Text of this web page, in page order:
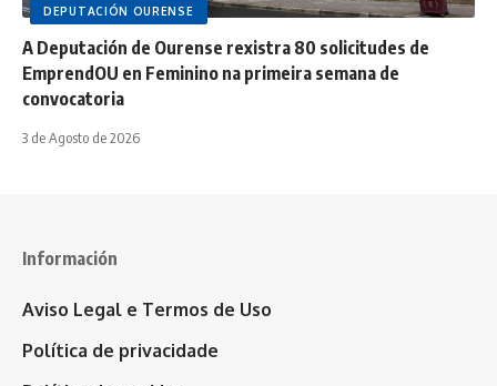
DEPUTACIÓN OURENSE
A Deputación de Ourense rexistra 80 solicitudes de
EmprendOU en Feminino na primeira semana de
convocatoria
3 de Agosto de 2026
Información
Aviso Legal e Termos de Uso
Política de privacidade